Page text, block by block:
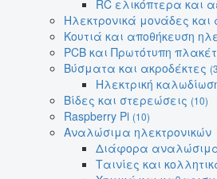
RC ελικόπτερα και
Ηλεκτρονικά μονάδες και
Κουτιά και αποθήκευση
PCB και Πρωτότυπη
Βύσματα και ακροδέκτες
Ηλεκτρική
Βίδες και στερεώσεις (10)
Raspberry Pi (10)
Αναλώσιμα ηλεκτρονικών
Διάφορα
Ταινίες και